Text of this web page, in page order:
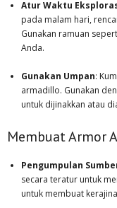
Atur Waktu
pada malam hari,
Gunakan ramuan
Anda.
Gunakan Umpan:
armadillo. Gunakan
untuk dijinakkan atau
Membuat Armor
Pengumpulan
secara teratur untuk
untuk membuat